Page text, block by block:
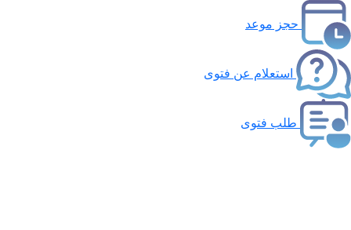
حجز موعد
استعلام عن فتوى
طلب فتوى